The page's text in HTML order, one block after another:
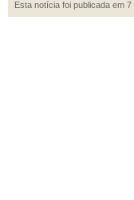
Esta notícia foi publicada em